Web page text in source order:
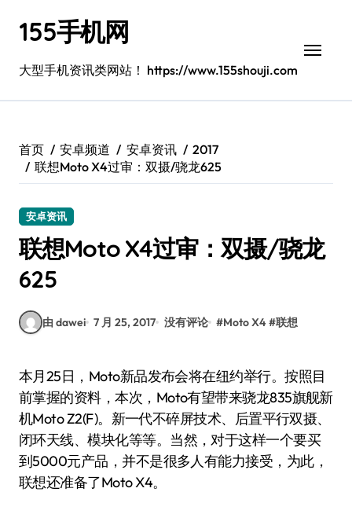
155手机网
大型手机资讯类网站！ https://www.155shouji.com
首页 安卓频道 安卓资讯
2017
联想Moto X4过审：双摄/骁龙625
安卓资讯
联想Moto X4过审：双摄/骁龙
625
由 dawei 7 月 25, 2017 没有评论 #Moto X4 #联想
本月25日，Moto新品发布会将在纽约举行。按照目
前掌握的资料，本次，Moto有望带来骁龙835旗舰新
机Moto Z2(F)。新一代不碎屏技术、后置平行双摄、
闭环天线、模块化等等。当然，对于这样一个要买
到5000元产品，并不是很多人有能力接受，为此，
联想还准备了Moto X4。